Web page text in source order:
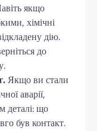
якщо
хімічні
дію.
до
Якщо ви стали
аварії,
деталі: що
був контакт.